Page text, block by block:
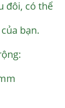
đôi, có thể
bạn.